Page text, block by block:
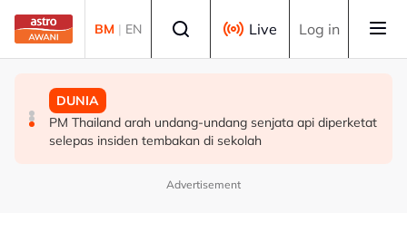
Skip to main content
BM | EN Live Log in
MALAYSIA
Berita tempatan pilihan sepanjang hari ini
MALAYSIA
Pengacara, ahli perniagaan ditahan bantu siasatan
audio siar sentuh isu sensitiviti agama
DUNIA
PM Thailand arah undang-undang senjata api diperketat
selepas insiden tembakan di sekolah
Advertisement